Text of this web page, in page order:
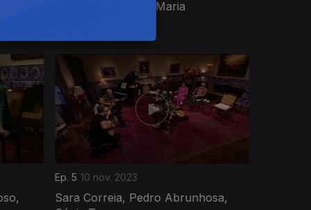
Casanova, Celeste Maria
Ep. 5 10 nov. 2023
Sara Correia, Pedro Abrunhosa,